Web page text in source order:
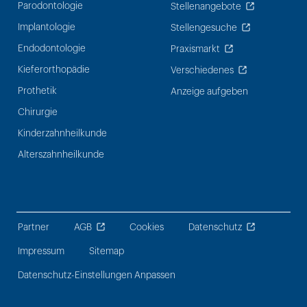
Parodontologie
Implantologie
Endodontologie
Kieferorthopädie
Prothetik
Chirurgie
Kinderzahnheilkunde
Alterszahnheilkunde
Stellenangebote
Stellengesuche
Praxismarkt
Verschiedenes
Anzeige aufgeben
Partner AGB Cookies Datenschutz
Impressum Sitemap
Datenschutz-Einstellungen Anpassen